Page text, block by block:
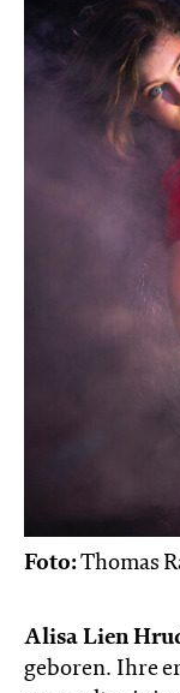
Foto:Thomas
Alisa Lien
geboren. Ihre